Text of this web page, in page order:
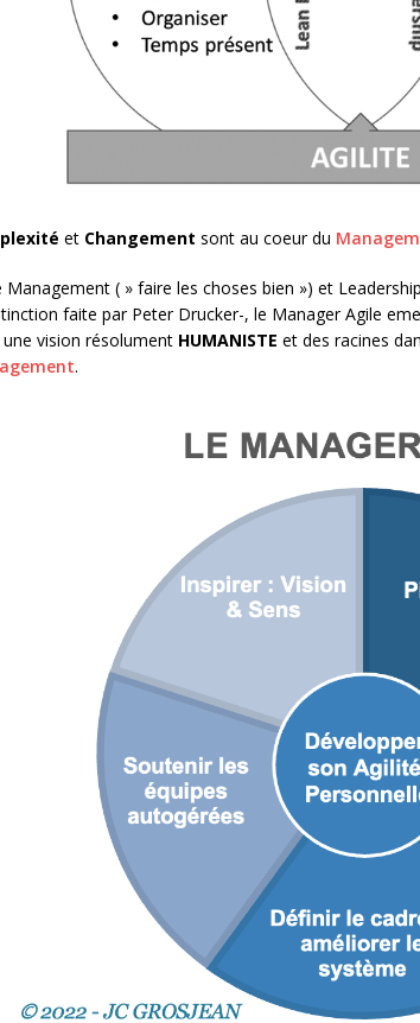
et Changement sont au coeur du
Management ( » faire les choses bien ») et
faite par Peter Drucker-, le Manager Agile
une vision résolument HUMANISTE et des racines
.